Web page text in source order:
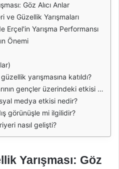
Göz Alıcı Anlar
ve Güzellik Yarışmaları
Erçel'in Yarışma Performansı
Önemi
yarışmasına katıldı?
gençler üzerindeki etkisi nedir?
medya etkisi nedir?
görünüşle mi ilgilidir?
nasıl gelişti?
Yarışması: Göz